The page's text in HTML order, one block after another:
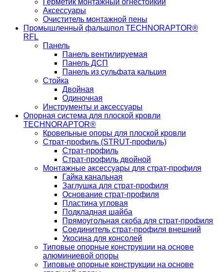
Герметик монтажный огнестойкий
Аксессуары
Очиститель монтажной пены
Промышленный фальшпол TECHNORAPTOR®
RFL
Панель
Панель вентилируемая
Панель ДСП
Панель из сульфата кальция
Стойка
Двойная
Одиночная
Инструменты и аксессуары
Опорная система для плоской кровли
TECHNORAPTOR®
Кровельные опоры для плоской кровли
Страт-профиль (STRUT-профиль)
Страт-профиль
Страт-профиль двойной
Монтажные аксессуары для страт-профиля
Гайка канальная
Заглушка для страт-профиля
Основание страт-профиля
Пластина угловая
Подкладная шайба
Прямоугольная скоба для страт-профиля
Соединитель страт-профиля внешний
Укосина для консолей
Типовые опорные конструкции на основе
алюминиевой опоры
Типовые опорные конструкции на основе